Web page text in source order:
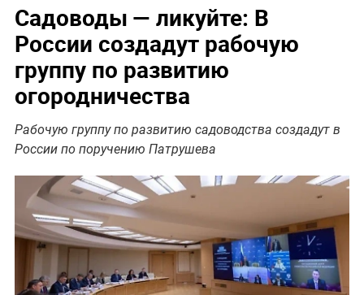
Садоводы — ликуйте: В
России создадут рабочую
группу по развитию
огородничества
Рабочую группу по развитию садоводства создадут в
России по поручению Патрушева